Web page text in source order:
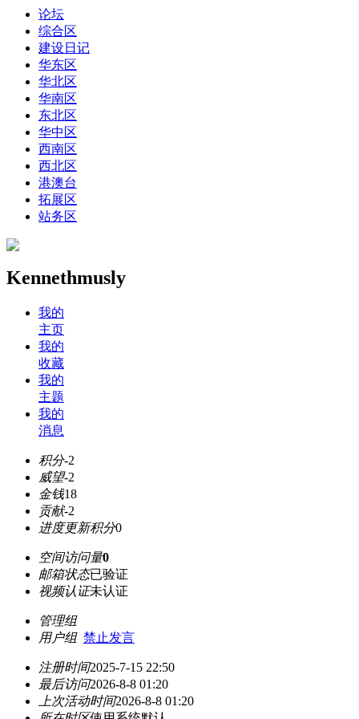
论坛
综合区
建设日记
华东区
华北区
华南区
东北区
华中区
西南区
西北区
港澳台
拓展区
站务区
Kennethmusly
我的
主页
我的
收藏
我的
主题
我的
消息
积分-2
威望-2
金钱18
贡献-2
进度更新积分0
空间访问量0
邮箱状态已验证
视频认证未认证
管理组
用户组 禁止发言
注册时间2025-7-15 22:50
最后访问2026-8-8 01:20
上次活动时间2026-8-8 01:20